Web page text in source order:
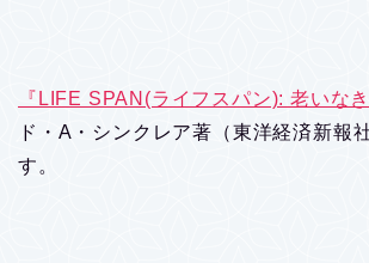
『LIFE SPAN(ライフスパン): 老いなき
ド・A・シンクレア著（東洋経済新報
す。